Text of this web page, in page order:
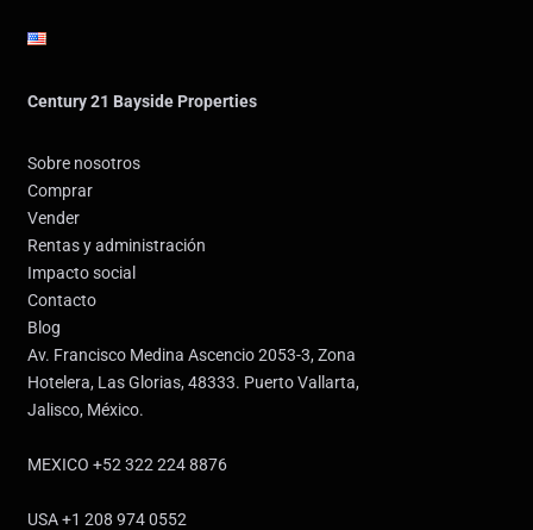
Century 21 Bayside Properties
Sobre nosotros
Comprar
Vender
Rentas y administración
Impacto social
Contacto
Blog
Av. Francisco Medina Ascencio 2053-3, Zona
Hotelera, Las Glorias, 48333. Puerto Vallarta,
Jalisco, México.
MEXICO +52 322 224 8876
USA +1 208 974 0552